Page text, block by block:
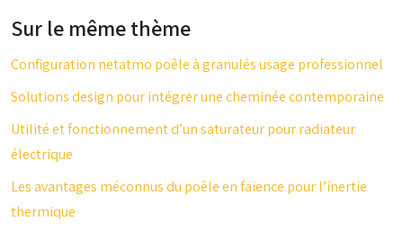
Sur le même thème
Configuration netatmo poêle à granulés usage professionnel
Solutions design pour intégrer une cheminée contemporaine
Utilité et fonctionnement d’un saturateur pour radiateur
électrique
Les avantages méconnus du poêle en faïence pour l’inertie
thermique